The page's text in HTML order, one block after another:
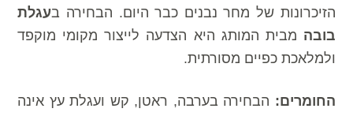
הזיכרונות של מחר נבנים כבר היום. הבחירה בעגלת
בובה מבית המותג היא הצדעה לייצור מקומי מוקפד
ולמלאכת כפיים מסורתית.
החומרים: הבחירה בערבה, ראטן, קש ועגלת עץ אינה